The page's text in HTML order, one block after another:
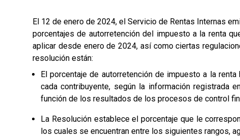
El 12 de enero de 2024, el Servicio de Rentas Internas
porcentajes de autorretención del impuesto a la renta
aplicar desde enero de 2024, así como ciertas
resolución están:
El porcentaje de autorretención de impuesto a la
cada contribuyente, según la información registrada
función de los resultados de los procesos de control
La Resolución establece el porcentaje que le
los cuales se encuentran entre los siguientes rangos,